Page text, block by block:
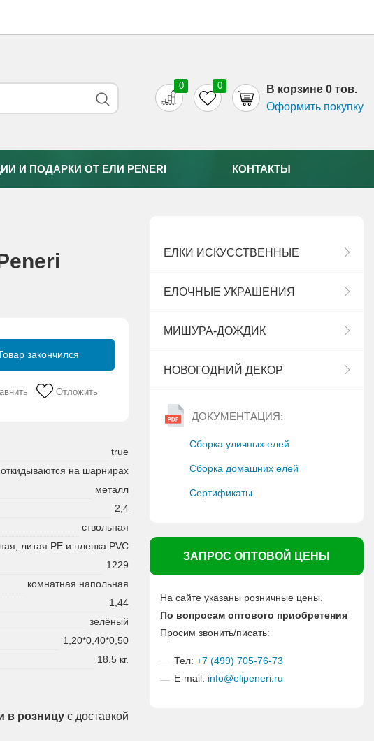
B корзине 0 тов.
Оформить покупку
0
0
И ПОДАРКИ ОТ EЛИ PENERI КОНТАКТЫ
закончился
Отложить
true
откидываются на шарнирах
металл
2,4
ствольная
литая PE и пленка PVC
1229
комнатная напольная
1,44
зелёный
1,20*0,40*0,50
18.5 кг.
в розницу с доставкой
ЕЛКИ ИСКУССТВЕННЫЕ
ЕЛОЧНЫЕ УКРАШЕНИЯ
МИШУРА-ДОЖДИК
НОВОГОДНИЙ ДЕКОР
ДОКУМЕНТАЦИЯ:
Сборка уличных елей
Сборка домашних елей
Сертификаты
ЗАПРОС ОПТОВОЙ ЦЕНЫ
На сайте указаны розничные цены.
По вопросам оптового приобретения
Просим звонить/писать:
Тел: +7 (499) 705-76-73
E-mail: info@elipeneri.ru